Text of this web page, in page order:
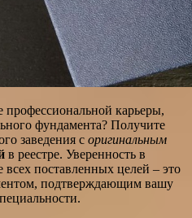
профессиональной карьеры,
фундамента? Получите
заведения с оригинальным
в реестре. Уверенность в
поставленных целей – это
подтверждающим вашу